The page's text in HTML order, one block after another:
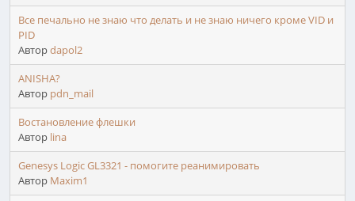
Все печально не знаю что делать и не знаю ничего кроме VID и
PID
Авторdapol2
ANISHA?
Автор pdn_mail
Востановление флешки
Автор lina
Genesys Logic GL3321 - помогите реанимировать
Автор Maxim1